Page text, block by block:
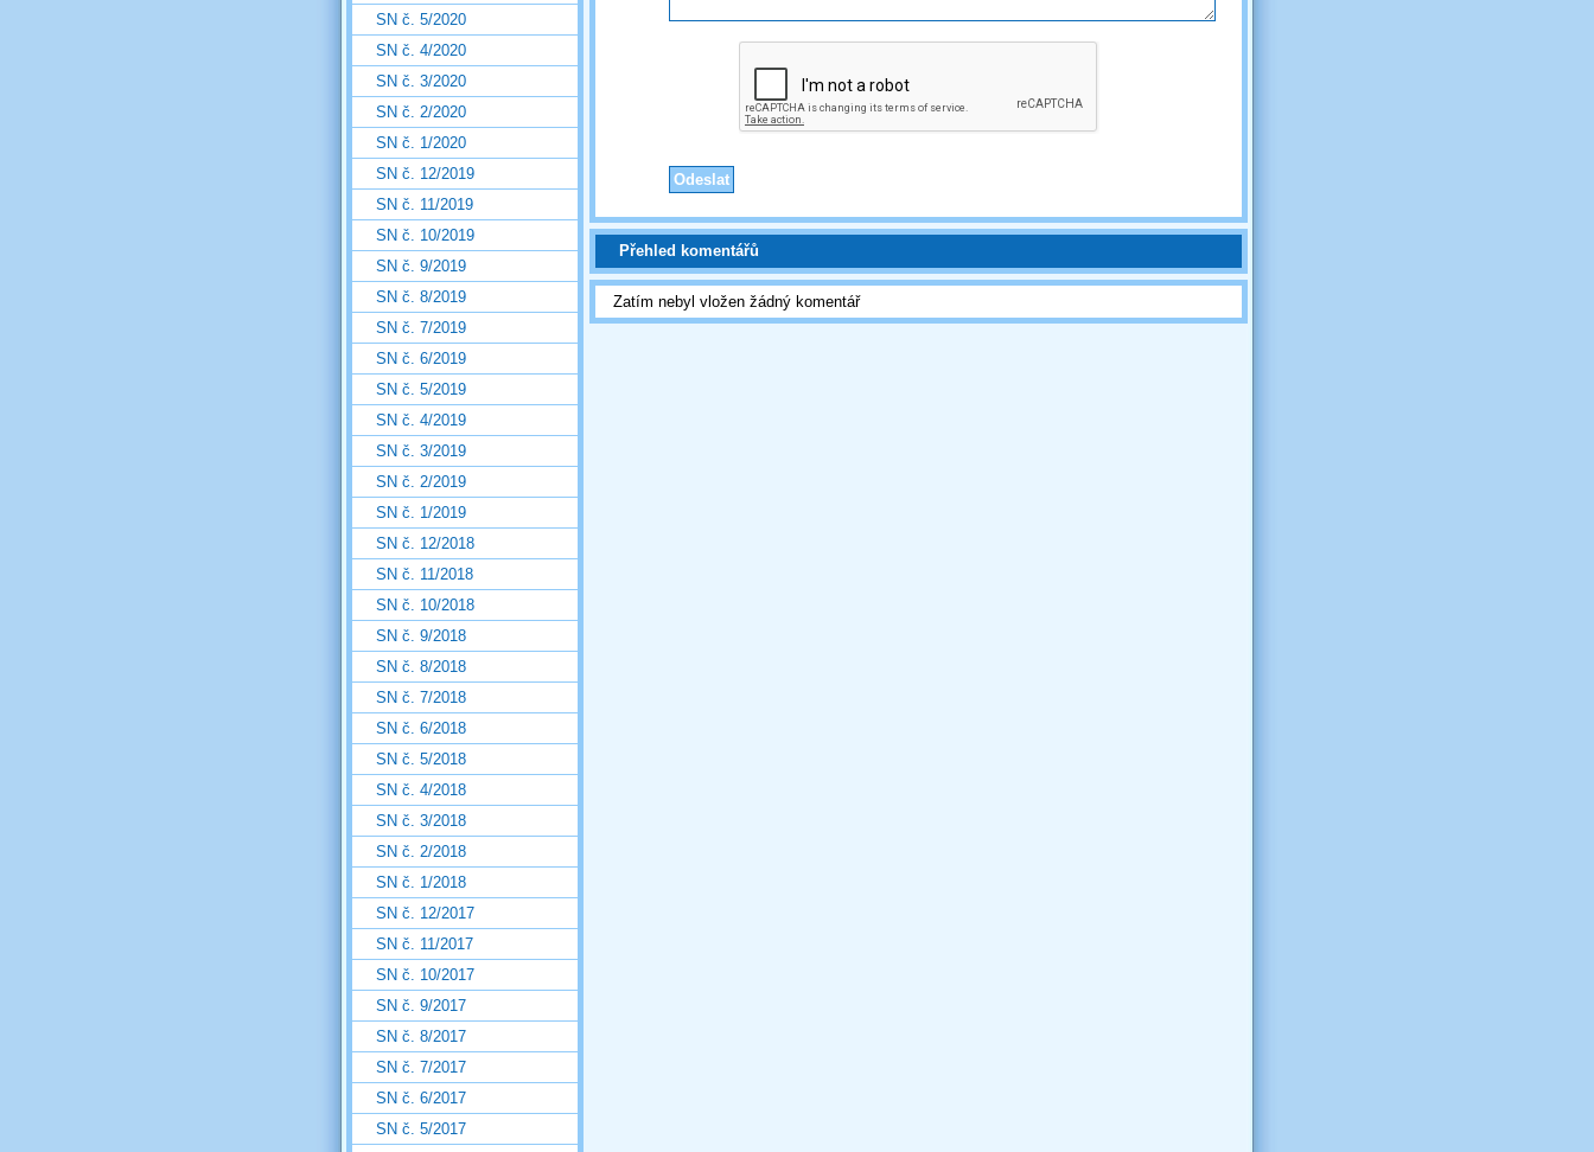
Přehled komentářů
Zatím nebyl vložen žádný komentář
SN č. 5/2020
SN č. 4/2020
SN č. 3/2020
SN č. 2/2020
SN č. 1/2020
SN č. 12/2019
SN č. 11/2019
SN č. 10/2019
SN č. 9/2019
SN č. 8/2019
SN č. 7/2019
SN č. 6/2019
SN č. 5/2019
SN č. 4/2019
SN č. 3/2019
SN č. 2/2019
SN č. 1/2019
SN č. 12/2018
SN č. 11/2018
SN č. 10/2018
SN č. 9/2018
SN č. 8/2018
SN č. 7/2018
SN č. 6/2018
SN č. 5/2018
SN č. 4/2018
SN č. 3/2018
SN č. 2/2018
SN č. 1/2018
SN č. 12/2017
SN č. 11/2017
SN č. 10/2017
SN č. 9/2017
SN č. 8/2017
SN č. 7/2017
SN č. 6/2017
SN č. 5/2017